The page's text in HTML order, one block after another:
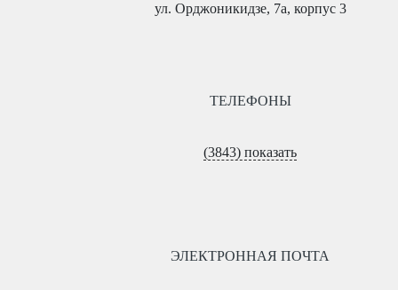
ул. Орджоникидзе, 7а, корпус 3
ТЕЛЕФОНЫ
(3843) показать
ЭЛЕКТРОННАЯ ПОЧТА